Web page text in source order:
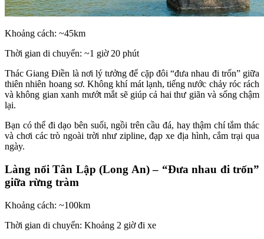
Khoảng cách: ~45km
Thời gian di chuyển: ~1 giờ 20 phút
Thác Giang Điền là nơi lý tưởng để cặp đôi “đưa nhau đi trốn” giữa
thiên nhiên hoang sơ. Không khí mát lạnh, tiếng nước chảy róc rách
và không gian xanh mướt mắt sẽ giúp cả hai thư giãn và sống chậm
lại.
Bạn có thể đi dạo bên suối, ngồi trên cầu đá, hay thậm chí tắm thác
và chơi các trò ngoài trời như zipline, đạp xe địa hình, cắm trại qua
ngày.
Làng nổi Tân Lập (Long An) – “Đưa nhau đi trốn”
giữa rừng tràm
Khoảng cách: ~100km
Thời gian di chuyển: Khoảng 2 giờ đi xe